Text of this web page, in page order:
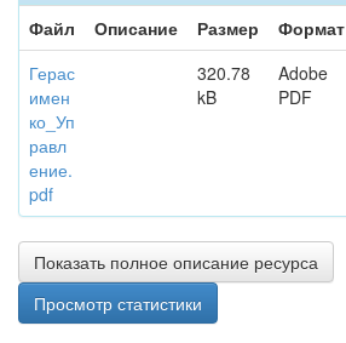
Файл
Описание Размер
Формат
Герас
имен
ко_Уп
равл
ение.
pdf
320.78
kB
Adobe
PDF
Показать полное описание ресурса
Просмотр статистики